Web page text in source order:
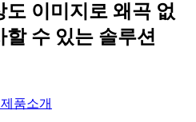
도 이미지로 왜곡 없
수 있는 솔루션